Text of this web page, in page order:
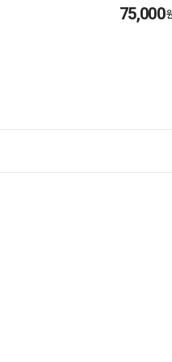
75,000원